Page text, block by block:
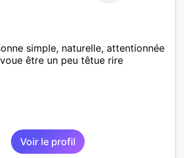
simple, naturelle, attentionnée
être un peu têtue rire
Voir le profil